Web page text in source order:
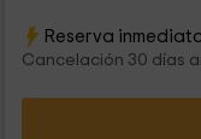
Reserva
Cancelación 30 días